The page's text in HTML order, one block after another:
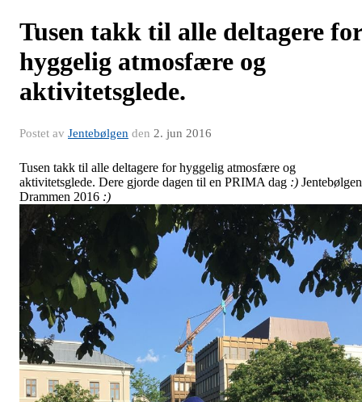
Tusen takk til alle deltagere for
hyggelig atmosfære og
aktivitetsglede.
Postet av Jentebølgen den 2. jun 2016
Tusen takk til alle deltagere for hyggelig atmosfære og
aktivitetsglede. Dere gjorde dagen til en PRIMA dag :) Jentebølgen
Drammen 2016 :)